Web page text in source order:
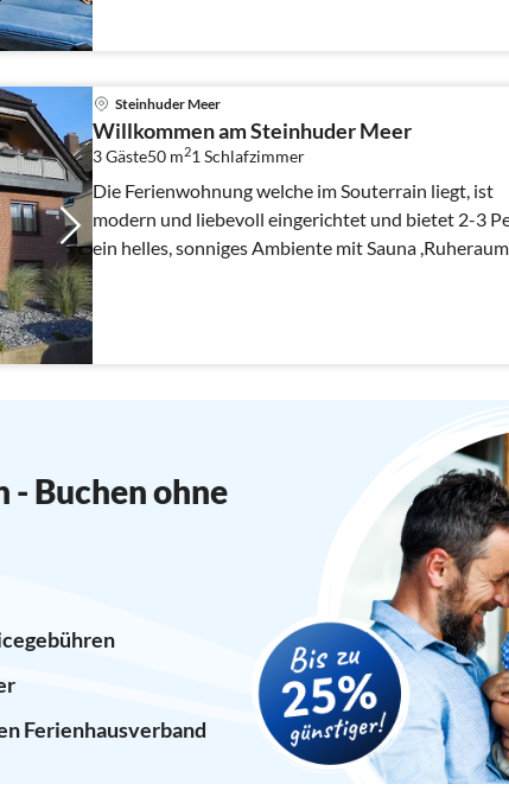
Steinhuder Meer
Willkommen am Steinhuder Meer
3 Gäste50 m21 Schlafzimmer
Die Ferienwohnung welche im Souterrain liegt, ist
modern und liebevoll eingerichtet und bietet 2-3
ein helles, sonniges Ambiente mit Sauna
Parkplatz , Garten usw.
- Buchen ohne
Ferienhausverband